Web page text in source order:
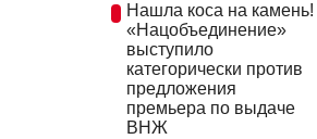
Нашла коса на камень!
«Нацобъединение»
выступило
категорически против
предложения
премьера по выдаче
ВНЖ